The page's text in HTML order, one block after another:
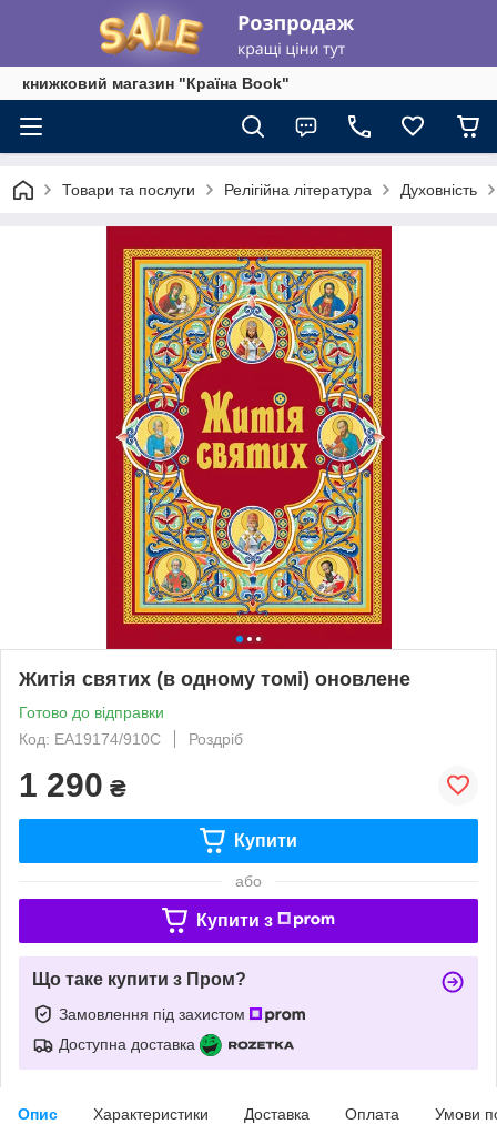
книжковий магазин "Країна Book"
Товари та послуги Релігійна література Духовність
Житія святих (в одному томі) оновлене
Готово до відправки
Код: ЕА19174/910С
Роздріб
1 290 ₴
Купити
або
Купити з
Що таке купити з Пром?
Замовлення під захистом
Доступна доставка
Опис Характеристики Доставка Оплата Умови